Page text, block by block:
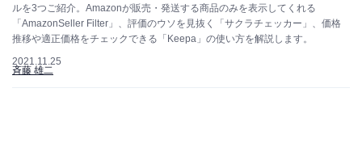
ルを3つご紹介。Amazonが販売・発送する商品のみを表示してくれる
「AmazonSeller Filter」、評価のウソを見抜く「サクラチェッカー」、価格
推移や適正価格をチェックできる「Keepa」の使い方を解説します。
2021.11.25
斉藤 雄二